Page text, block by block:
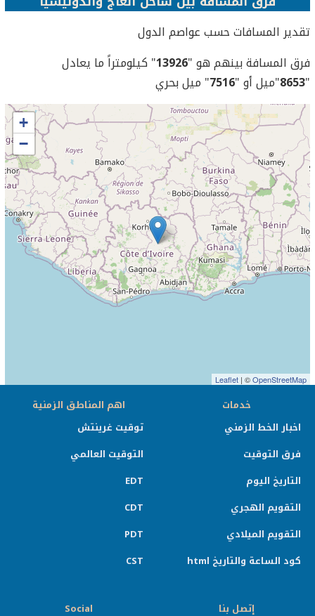
تقدير المسافات حسب عواصم الدول
فرق المسافة بينهم هو "13926" كيلومتراً ما يعادل
"
8653"ميل أو "7516" ميل بحري
+
−
Leaflet | ©OpenStreetMap
خدمات
اخبار الخط الزمني
فرق التوقيت
التاريخ اليوم
التقويم الهجري
التقويم الميلادي
كود الساعة والتاريخ html
اهم المناطق الزمنية
توقيت غرينتش
التوقيت العالمي
EDT
CDT
PDT
CST
إتصل بنا Social